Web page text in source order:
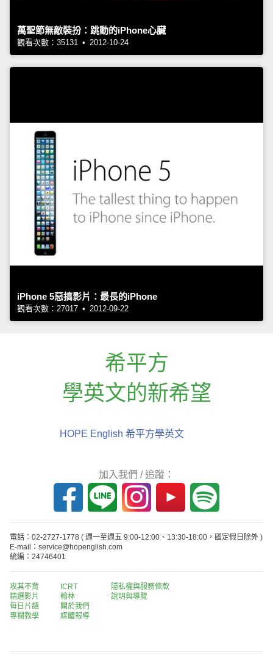
萬聖節無敵裝扮：跳動的iPhone心臟
觀看次數：35131 • 2012-10-24
iPhone 5惡搞影片：最長的iPhone
觀看次數：27017 • 2012-09-22
希平方
學英文的新希望
HOPE English 希平方學英文
加入我們 / 追蹤：
電話：02-2727-1778 ( 週一至週五 9:00-12:00、13:30-18:00，國定假日除外 )
E-mail：service@hopenglish.com
統編：24746401
攻其不背
精選影片
每日片語
專欄教學
ICRT
翰林
關於我們
媒體報導
隱私權與服務條款
說明與導覽